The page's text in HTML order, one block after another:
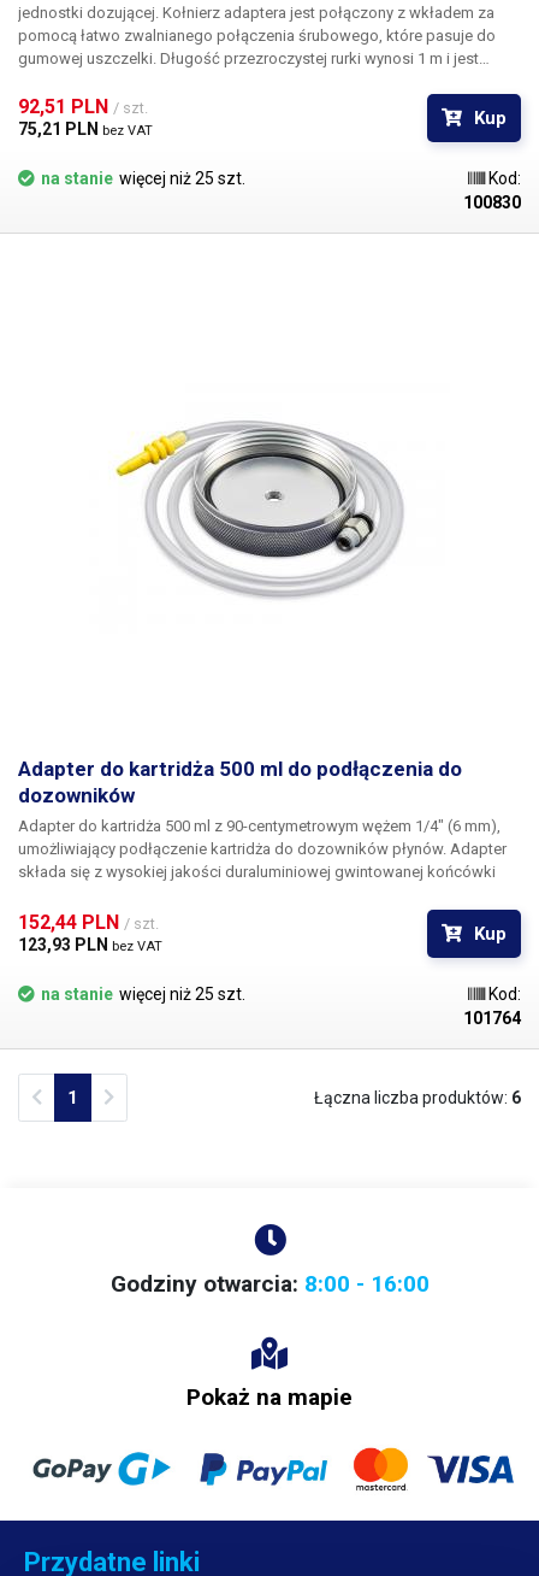
jednostki dozującej. Kołnierz adaptera jest połączony z wkładem za
pomocą łatwo zwalnianego połączenia śrubowego, które pasuje do
gumowej uszczelki. Długość przezroczystej rurki wynosi 1 m i jest
W zestawie znajduje się gumowy o-ring.
92,51 PLN / szt.
75,21 PLN bez VAT
Kup
na stanie więcej niż 25 szt.
Kod:
100830
Adapter do kartridża 500 ml do podłączenia do
dozowników
Adapter do kartridża 500 ml z 90-centymetrowym wężem 1/4" (6 mm),
umożliwiający podłączenie kartridża do dozowników płynów. Adapter
składa się z wysokiej jakości duraluminiowej gwintowanej końcówki
podłączenia złącza John Guest 1/4" (w zestawie), do którego można
łatwo podłączyć wąż przedłużający 6 mm, na drugim końcu którego
znajduje się szybkozłącze do łatwego podłączenia do dozownika. W
razie potrzeby wąż można wymienić na dłuższy(wąż 6 mm do
dozowników). Pokrywa z duraluminium zawiera również pierścień
radełkowanie dla mocniejszego dokręcenia. Zaprojektowany dla
wkładu 500 ml. Wraz z adapterem należy zakupić tłok do wkładu 500
ml, który nie jest dołączony do zestawu. Produkt nie jest sterylny.
152,44 PLN / szt.
123,93 PLN bez VAT
Kup
na stanie więcej niż 25 szt.
Kod:
101764
Previous
1 Łączna liczba produktów: 6
Godziny otwarcia: 8:00 - 16:00
Pokaż na mapie
Przydatne linki